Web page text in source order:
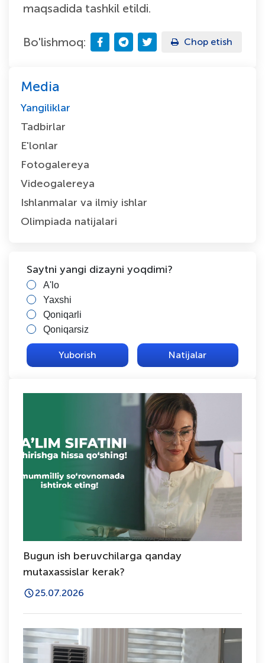
maqsadida tashkil etildi.
Bo'lishmoq: Chop etish
Media
Yangiliklar
Tadbirlar
E'lonlar
Fotogalereya
Videogalereya
Ishlanmalar va ilmiy ishlar
Olimpiada natijalari
Saytni yangi dizayni yoqdimi?
A'lo
Yaxshi
Qoniqarli
Qoniqarsiz
Natijalar
Bugun ish beruvchilarga qanday
mutaxassislar kerak?
25.07.2026